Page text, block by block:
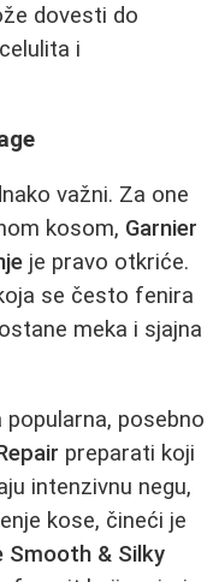
dovesti do
i
važni. Za one
kosom, Garnier
je pravo otkriće.
se često fenira
meka i sjajna
posebno
preparati koji
intenzivnu negu,
kose, čineći je
Smooth & Silky